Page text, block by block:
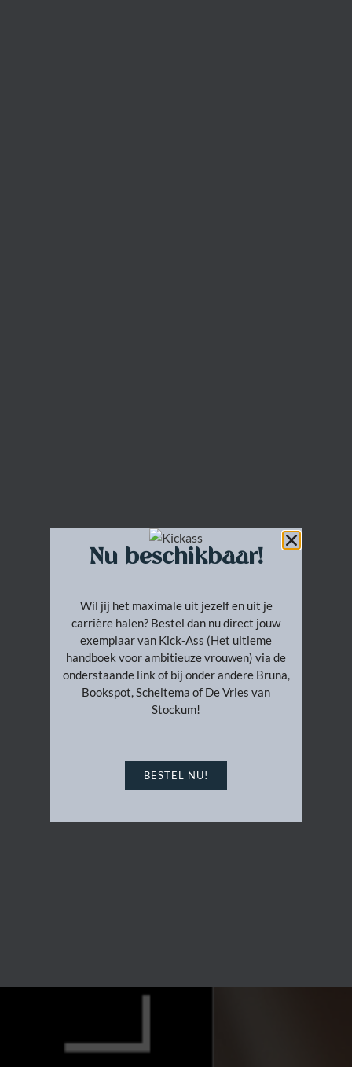
Nu beschikbaar!
Wil jij het maximale uit jezelf en uit je
carrière halen? Bestel dan nu direct jouw
exemplaar van Kick-Ass (Het ultieme
handboek voor ambitieuze vrouwen) via de
onderstaande link of bij onder andere Bruna,
Bookspot, Scheltema of De Vries van
Stockum!
BESTEL NU!